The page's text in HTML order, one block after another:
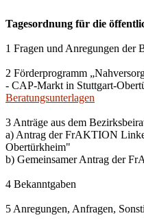
Tagesordnung für die
1 Fragen und Anregungen der
2 Förderprogramm
- CAP-Markt in Stuttgart-
Beratungsunterlagen
3 Anträge aus dem
a) Antrag der FrAKTION
Obertürkheim"
b) Gemeinsamer Antrag der
4 Bekanntgaben
5 Anregungen, Anfragen,